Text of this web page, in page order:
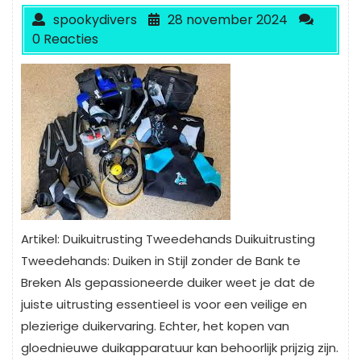
spookydivers
28 november 2024
0 Reacties
Artikel: Duikuitrusting Tweedehands Duikuitrusting
Tweedehands: Duiken in Stijl zonder de Bank te
Breken Als gepassioneerde duiker weet je dat de
juiste uitrusting essentieel is voor een veilige en
plezierige duikervaring. Echter, het kopen van
gloednieuwe duikapparatuur kan behoorlijk prijzig zijn.